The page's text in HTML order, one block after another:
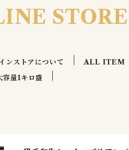
STORE
ンストアについて
ALL ITEM
容量1キロ盛